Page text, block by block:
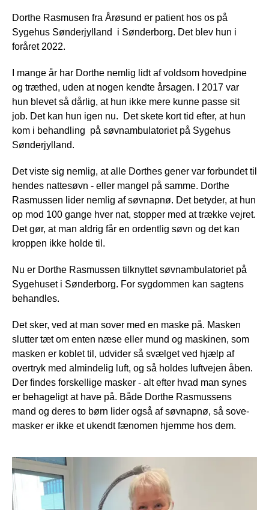
Dorthe Rasmusen fra Årøsund er patient hos os på
Sygehus Sønderjylland i Sønderborg. Det blev hun i
foråret 2022.
I mange år har Dorthe nemlig lidt af voldsom hovedpine
og træthed, uden at nogen kendte årsagen. I 2017 var
hun blevet så dårlig, at hun ikke mere kunne passe sit
job. Det kan hun igen nu. Det skete kort tid efter, at hun
kom i behandling på søvnambulatoriet på Sygehus
Sønderjylland.
Det viste sig nemlig, at alle Dorthes gener var forbundet til
hendes nattesøvn - eller mangel på samme. Dorthe
Rasmussen lider nemlig af søvnapnø. Det betyder, at hun
op mod 100 gange hver nat, stopper med at trække vejret.
Det gør, at man aldrig får en ordentlig søvn og det kan
kroppen ikke holde til.
Nu er Dorthe Rasmussen tilknyttet søvnambulatoriet på
Sygehuset i Sønderborg. For sygdommen kan sagtens
behandles.
Det sker, ved at man sover med en maske på. Masken
slutter tæt om enten næse eller mund og maskinen, som
masken er koblet til, udvider så svælget ved hjælp af
overtryk med almindelig luft, og så holdes luftvejen åben.
Der findes forskellige masker - alt efter hvad man synes
er behageligt at have på. Både Dorthe Rasmussens
mand og deres to børn lider også af søvnapnø, så sove-
masker er ikke et ukendt fænomen hjemme hos dem.